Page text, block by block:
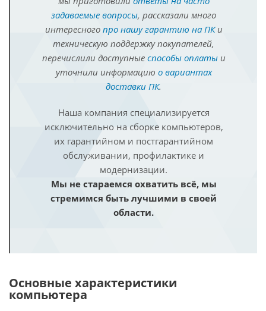
задаваемые вопросы, рассказали много
интересного про нашу гарантию на ПКи
техническую поддержку покупателей,
перечислили доступные способы оплатыи
уточнили информацию о вариантах
доставки ПК.
Наша компания специализируется
исключительно на сборке компьютеров,
их гарантийном и постгарантийном
обслуживании, профилактике и
модернизации.
Мы не стараемся охватить всё, мы
стремимся быть лучшими в своей
области.
Основные характеристики
компьютера